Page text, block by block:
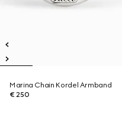
Marina Chain Kordel Armband
€ 250